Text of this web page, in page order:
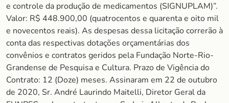
e controle da produção de medicamentos (SIGNUPLAM)”.
Valor: R$ 448.900,00 (quatrocentos e quarenta e oito mil
e novecentos reais). As despesas dessa licitação correrão à
conta das respectivas dotações orçamentárias dos
convênios e contratos geridos pela Fundação Norte-Rio-
Grandense de Pesquisa e Cultura. Prazo de Vigência do
Contrato: 12 (Doze) meses. Assinaram em 22 de outubro
de 2020, Sr. André Laurindo Maitelli, Diretor Geral da